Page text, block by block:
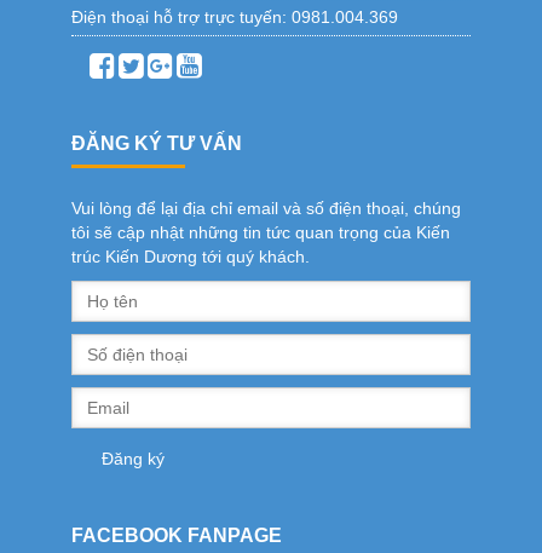
Điện thoại hỗ trợ trực tuyến: 0981.004.369
ĐĂNG KÝ TƯ VẤN
Vui lòng để lại địa chỉ email và số điện thoại, chúng
tôi sẽ cập nhật những tin tức quan trọng của Kiến
trúc Kiến Dương tới quý khách.
FACEBOOK FANPAGE